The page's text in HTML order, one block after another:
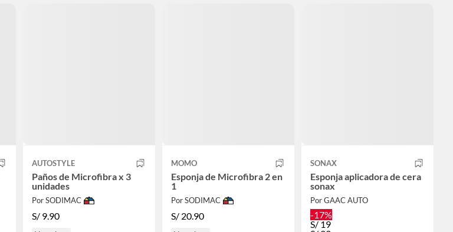
AUTOSTYLE
Paños de Microfibra x 3
unidades
Por SODIMAC
S/ 9.90
MOMO
Esponja de Microfibra 2 en
1
Por SODIMAC
S/ 20.90
SONAX
Esponja aplicadora de cera
sonax
Por GAAC AUTO
-17%
S/ 19